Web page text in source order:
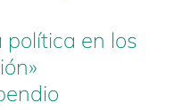
política en los